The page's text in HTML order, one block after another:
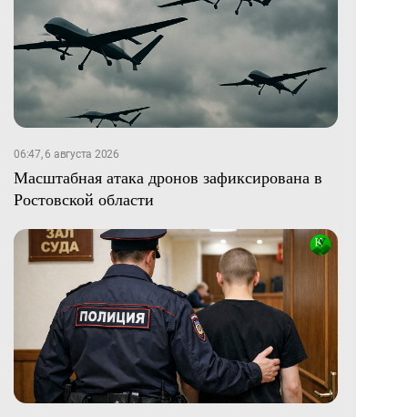
06:47, 6 августа 2026
Масштабная атака дронов зафиксирована в
Ростовской области